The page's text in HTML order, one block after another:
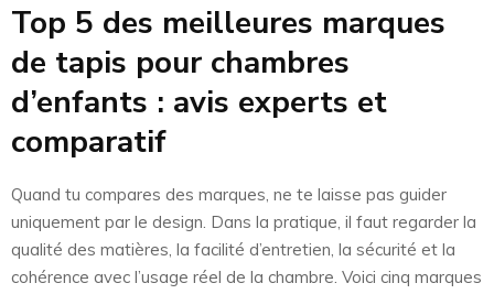
Top 5 des meilleures marques
de tapis pour chambres
d’enfants : avis experts et
comparatif
Quand tu compares des marques, ne te laisse pas guider
uniquement par le design. Dans la pratique, il faut regarder la
qualité des matières, la facilité d’entretien, la sécurité et la
cohérence avec l’usage réel de la chambre. Voici cinq marques